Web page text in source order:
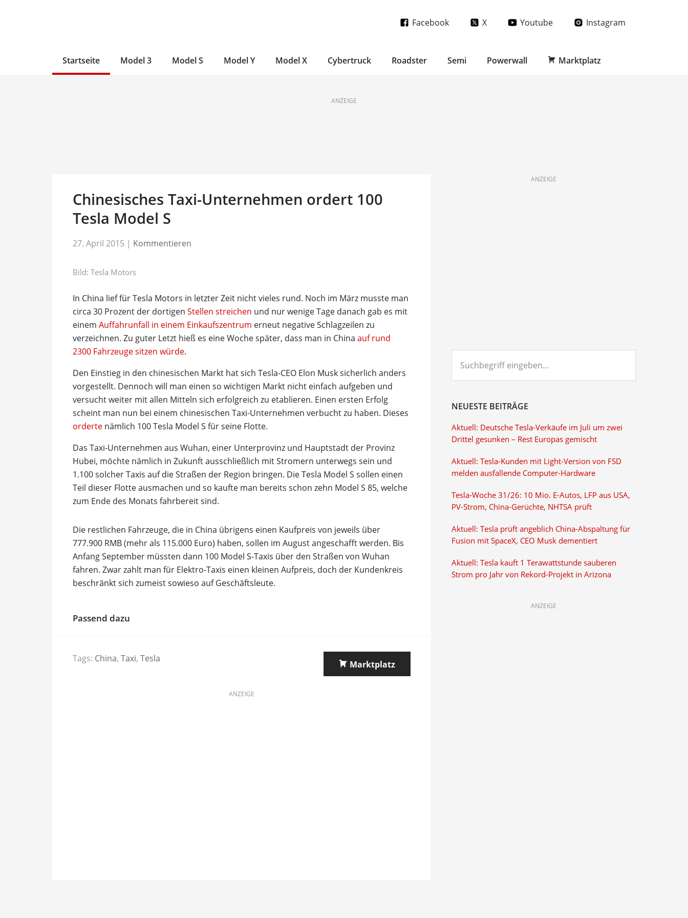
Facebook X Youtube Instagram
Startseite Model 3 Model S Model Y Model X Cybertruck Roadster Semi Powerwall Marktplatz
ANZEIGE
Chinesisches Taxi-Unternehmen ordert 100
Tesla Model S
27. April 2015 | Kommentieren
Bild: Tesla Motors
In China lief für Tesla Motors in letzter Zeit nicht vieles rund. Noch im März musste man
circa 30 Prozent der dortigen Stellen streichen und nur wenige Tage danach gab es mit
einem Auffahrunfall in einem Einkaufszentrum erneut negative Schlagzeilen zu
verzeichnen. Zu guter Letzt hieß es eine Woche später, dass man in China auf rund
2300 Fahrzeuge sitzen würde.
Den Einstieg in den chinesischen Markt hat sich Tesla-CEO Elon Musk sicherlich anders
vorgestellt. Dennoch will man einen so wichtigen Markt nicht einfach aufgeben und
versucht weiter mit allen Mitteln sich erfolgreich zu etablieren. Einen ersten Erfolg
scheint man nun bei einem chinesischen Taxi-Unternehmen verbucht zu haben. Dieses
orderte nämlich 100 Tesla Model S für seine Flotte.
Das Taxi-Unternehmen aus Wuhan, einer Unterprovinz und Hauptstadt der Provinz
Hubei, möchte nämlich in Zukunft ausschließlich mit Stromern unterwegs sein und
1.100 solcher Taxis auf die Straßen der Region bringen. Die Tesla Model S sollen einen
Teil dieser Flotte ausmachen und so kaufte man bereits schon zehn Model S 85, welche
zum Ende des Monats fahrbereit sind.
Die restlichen Fahrzeuge, die in China übrigens einen Kaufpreis von jeweils über
777.900 RMB (mehr als 115.000 Euro) haben, sollen im August angeschafft werden. Bis
Anfang September müssten dann 100 Model S-Taxis über den Straßen von Wuhan
fahren. Zwar zahlt man für Elektro-Taxis einen kleinen Aufpreis, doch der Kundenkreis
beschränkt sich zumeist sowieso auf Geschäftsleute.
Passend dazu
Tags: China, Taxi, Tesla
Marktplatz
ANZEIGE
ANZEIGE
eingeben...
NEUESTE BEITRÄGE
Aktuell: Deutsche Tesla-Verkäufe im Juli um zwei
Drittel gesunken – Rest Europas gemischt
Aktuell: Tesla-Kunden mit Light-Version von FSD
melden ausfallende Computer-Hardware
Tesla-Woche 31/26: 10 Mio. E-Autos, LFP aus USA,
PV-Strom, China-Gerüchte, NHTSA prüft
Aktuell: Tesla prüft angeblich China-Abspaltung für
Fusion mit SpaceX, CEO Musk dementiert
Aktuell: Tesla kauft 1 Terawattstunde sauberen
Strom pro Jahr von Rekord-Projekt in Arizona
ANZEIGE